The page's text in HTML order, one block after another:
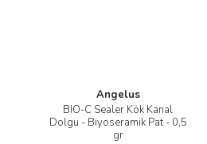
Angelus
BIO-C Sealer Kök Kanal
Dolgu - Biyoseramik Pat - 0,5
gr